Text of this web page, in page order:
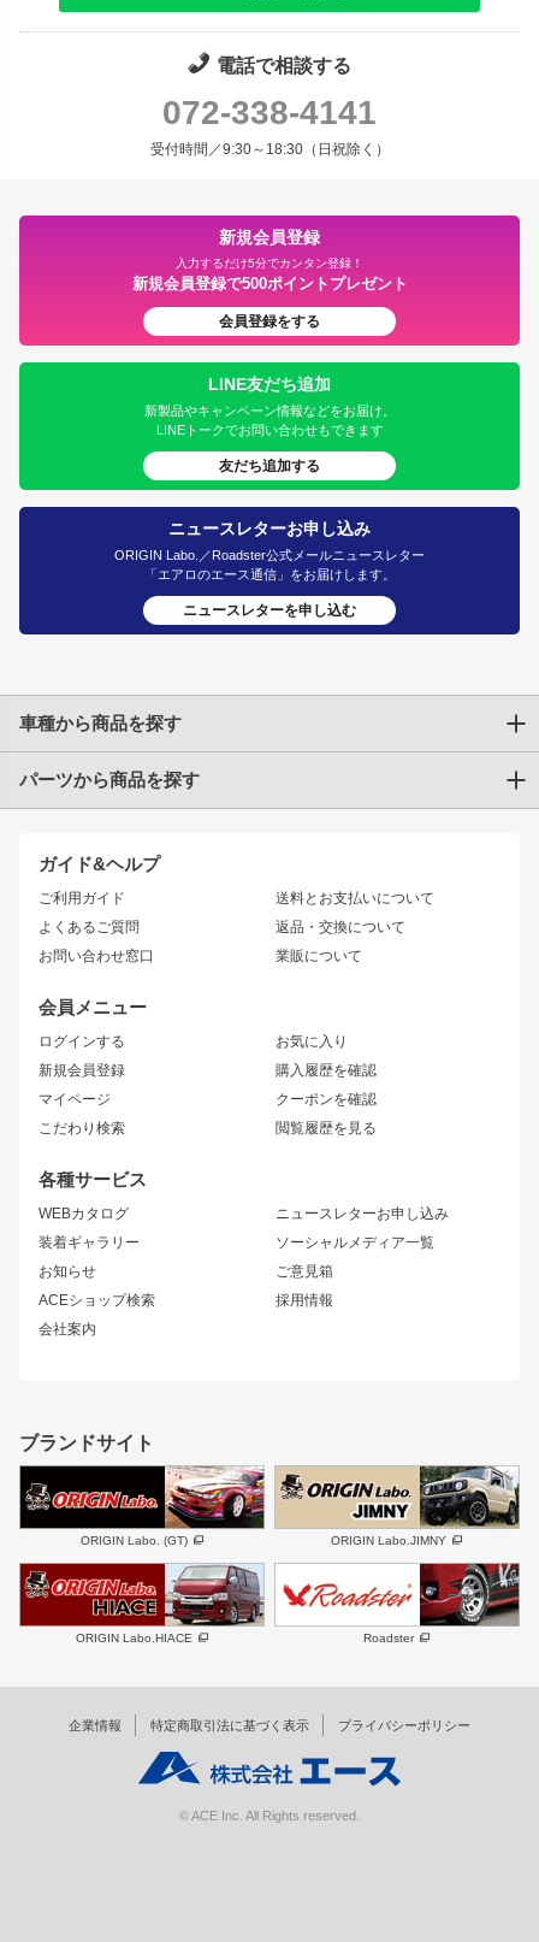
電話で相談する
072-338-4141
受付時間／9:30～18:30（日祝除く）
新規会員登録
入力するだけ5分でカンタン登録！
新規会員登録で500ポイントプレゼント
会員登録をする
LINE友だち追加
新製品やキャンペーン情報などをお届け。
LINEトークでお問い合わせもできます
友だち追加する
ニュースレターお申し込み
ORIGIN Labo.／Roadster公式メールニュースレター
「エアロのエース通信」をお届けします。
ニュースレターを申し込む
ガイド&ヘルプ
ご利用ガイド
よくあるご質問
お問い合わせ窓口
送料とお支払いについて
返品・交換について
業販について
会員メニュー
ログインする
新規会員登録
マイページ
こだわり検索
お気に入り
購入履歴を確認
クーポンを確認
閲覧履歴を見る
各種サービス
WEBカタログ
装着ギャラリー
お知らせ
ACEショップ検索
会社案内
ニュースレターお申し込み
ソーシャルメディア一覧
ご意見箱
採用情報
車種から商品を探す
トヨタ
JZX90 CHASER
JZX110 MARK II
JZX100 MARK II
JZX90 MARK II
トレノ
マークX
アリスト
ソアラ
アルテッツァ
ニッサン
S15 シルビア
S14 シルビア 後期
S13 シルビア
180SX
シルエイティ
ワンビア
ローレル
セフィーロ
キャラバン
スズキ
GS350
SC
スバル 三菱
デリカ D:5
軽自動車 汎用
パーツから商品を探す
エアロシリーズ
ドリフトライン
風神
雷神
レーシングライン
アタックライン
ストリームライン
リアウイング
ジムニーパーツ
ホイール
MUD-S7
MUD-SR7
まつど家 鉄漢
ボンネット
フェンダー
サイドパーツ
リアゲート
メンテナンスパーツ
ハイエースパーツ
ホイール
DAYTONA-RS
DAYTONA-RS NEO
エアロシリーズ
RUGGER MODEL
DTM:exclusive
オーバーフェンダー
ワイパーガード
ブランドサイト
ORIGIN Labo. (GT) ORIGIN Labo.JIMNY
ORIGIN Labo.HIACE Roadster
企業情報 特定商取引法に基づく表示 プライバシーポリシー
© ACE Inc. All Rights reserved.